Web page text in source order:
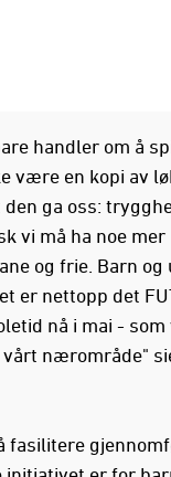
handler om å
være en kopi av
ga oss:
vi må ha noe mer
og frie. Barn og
er nettopp det
nå i mai -
nærområde"
fasilitere